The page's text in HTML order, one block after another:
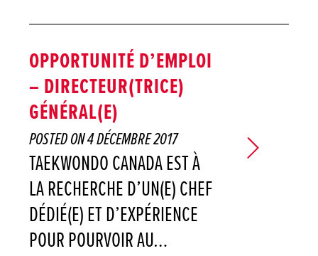
OPPORTUNITÉ D’EMPLOI
– DIRECTEUR(TRICE)
GÉNÉRAL(E)
POSTED ON4 DÉCEMBRE 2017
TAEKWONDO CANADA EST À
LA RECHERCHE D’UN(E) CHEF
DÉDIÉ(E) ET D’EXPÉRIENCE
POUR POURVOIR AU…